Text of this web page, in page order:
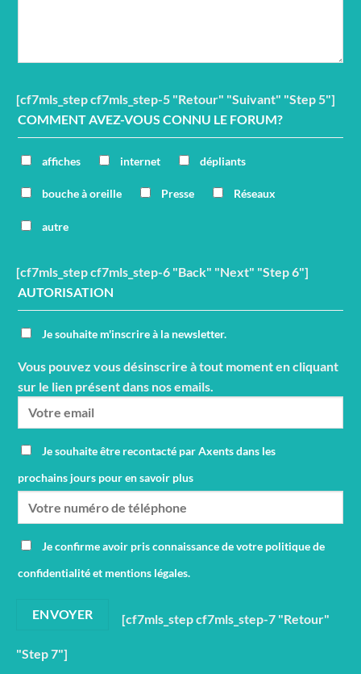
[cf7mls_step cf7mls_step-5 "Retour" "Suivant" "Step 5"]
COMMENT AVEZ-VOUS CONNU LE FORUM?
affiches internet dépliants
bouche à oreille Presse Réseaux
autre
[cf7mls_step cf7mls_step-6 "Back" "Next" "Step 6"]
AUTORISATION
Je souhaite m'inscrire à la newsletter.
Vous pouvez vous désinscrire à tout moment en cliquant
sur le lien présent dans nos emails.
Je souhaite être recontacté par Axents dans les
prochains jours pour en savoir plus
Je confirme avoir pris connaissance de votre politique de
confidentialité et mentions légales.
[cf7mls_step cf7mls_step-7 "Retour"
"Step 7"]